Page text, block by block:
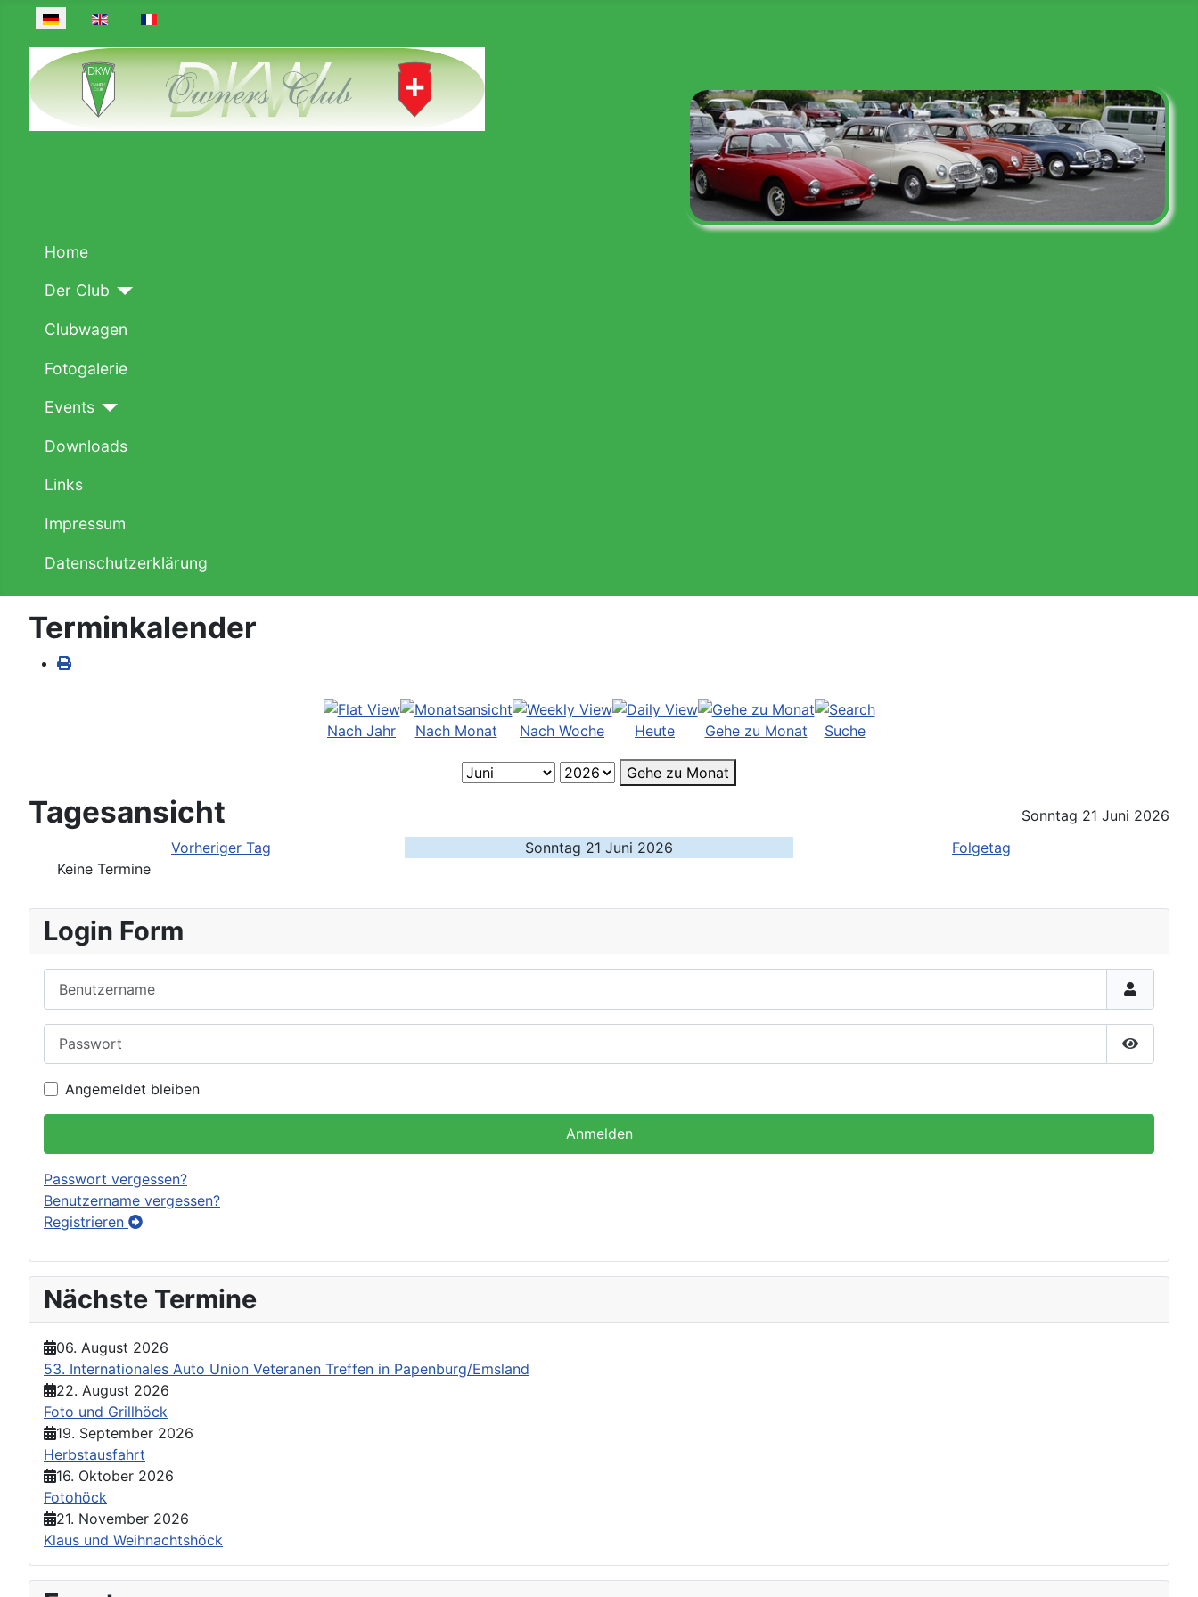
Sprache auswählen
Home
Der Club
Clubwagen
Fotogalerie
Events
Downloads
Links
Impressum
Datenschutzerklärung
Terminkalender
Nach Jahr Nach Monat Nach Woche Heute Gehe zu Monat Suche
Gehe zu Monat
Tagesansicht
Sonntag 21 Juni 2026
Vorheriger Tag
Sonntag 21 Juni 2026
Folgetag
Keine Termine
Login Form
Passwort
Angemeldet bleiben
Anmelden
Passwort vergessen?
Benutzername vergessen?
Registrieren
Nächste Termine
06. August 2026
53. Internationales Auto Union Veteranen Treffen in Papenburg/Emsland
22. August 2026
Foto und Grillhöck
19. September 2026
Herbstausfahrt
16. Oktober 2026
Fotohöck
21. November 2026
Klaus und Weihnachtshöck